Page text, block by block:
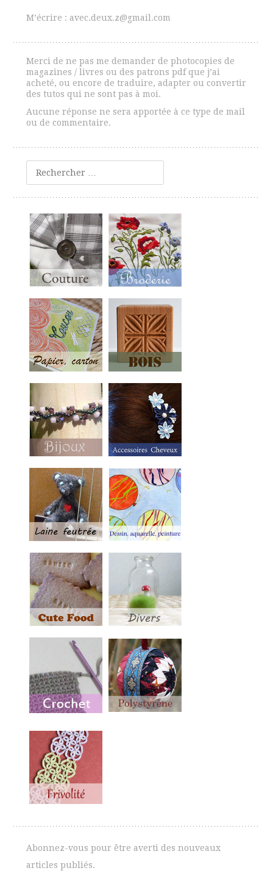
M’écrire : avec.deux.z@gmail.com
Merci de ne pas me demander de photocopies de
magazines / livres ou des patrons pdf que j’ai
acheté, ou encore de traduire, adapter ou convertir
des tutos qui ne sont pas à moi.
Aucune réponse ne sera apportée à ce type de mail
ou de commentaire.
Rechercher
Abonnez-vous pour être averti des nouveaux
articles publiés.